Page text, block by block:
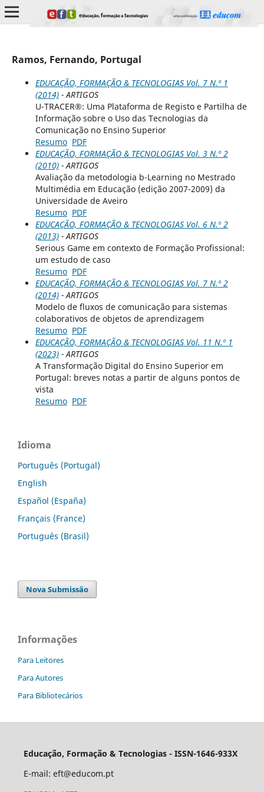
Ramos, Fernando, Portugal
EDUCAÇÃO, FORMAÇÃO & TECNOLOGIAS Vol. 7 N.º 1
(2014)- ARTIGOS
U-TRACER®: Uma Plataforma de Registo e Partilha de
Informação sobre o Uso das Tecnologias da
Comunicação no Ensino Superior
Resumo PDF
EDUCAÇÃO, FORMAÇÃO & TECNOLOGIAS Vol. 3 N.º 2
(2010)- ARTIGOS
Avaliação da metodologia b-Learning no Mestrado
Multimédia em Educação (edição 2007-2009) da
Universidade de Aveiro
Resumo PDF
EDUCAÇÃO, FORMAÇÃO & TECNOLOGIAS Vol. 6 N.º 2
(2013)- ARTIGOS
Serious Game em contexto de Formação Profissional:
um estudo de caso
Resumo PDF
EDUCAÇÃO, FORMAÇÃO & TECNOLOGIAS Vol. 7 N.º 2
(2014)- ARTIGOS
Modelo de fluxos de comunicação para sistemas
colaborativos de objetos de aprendizagem
Resumo PDF
EDUCAÇÃO, FORMAÇÃO & TECNOLOGIAS Vol. 11 N.º 1
(2023)- ARTIGOS
A Transformação Digital do Ensino Superior em
Portugal: breves notas a partir de alguns pontos de
vista
Resumo PDF
Idioma
Português (Portugal)
English
Español (España)
Français (France)
Português (Brasil)
Nova Submissão
Informações
Para Leitores
Para Autores
Para Bibliotecários
Educação, Formação & Tecnologias - ISSN-1646-933X
E-mail: eft@educom.pt